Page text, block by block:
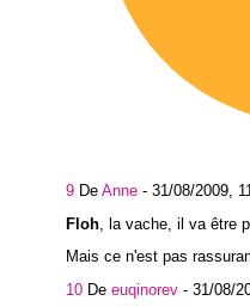
9 De Anne - 31/08/2009,
Floh , la vache, il va être
Mais ce n'est pas
10 De euqinorev - 31/08/